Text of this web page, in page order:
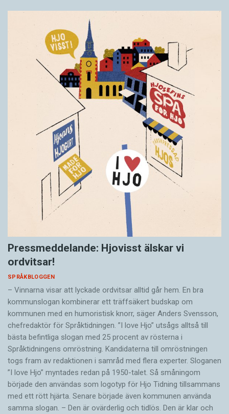
Pressmeddelande: Hjovisst älskar vi
ordvitsar!
SPRÅKBLOGGEN
– Vinnarna visar att lyckade ordvitsar alltid går hem. En bra
kommunslogan kombinerar ett träffsäkert budskap om
kommunen med en humoristisk knorr, säger Anders Svensson,
chefredaktör för Språktidningen. ”I love Hjo” utsågs alltså till
bästa befintliga slogan med 25 procent av rösterna i
Språktidningens omröstning. Kandidaterna till omröstningen
togs fram av redaktionen i samråd med flera experter. Sloganen
”I love Hjo” myntades redan på 1950-talet. Så småningom
började den användas som logotyp för Hjo Tidning tillsammans
med ett rött hjärta. Senare började även kommunen använda
samma slogan. – Den är ovärderlig och tidlös. Den är klar och